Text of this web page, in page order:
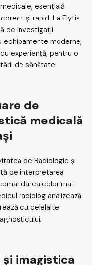
esențială
și rapid. La Elytis
de investigații
echipamente moderne,
experiență, pentru o
de sănătate.
de
medicală
de Radiologie și
pe interpretarea
celor mai
radiolog analizează
cu celelalte
și imagistica